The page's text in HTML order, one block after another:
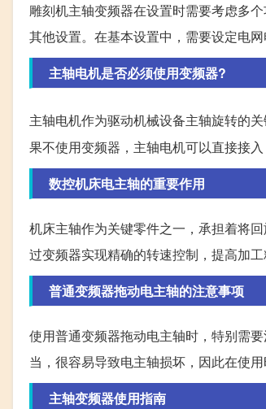
雕刻机主轴变频器在设置时需要考虑多
其他设置。在基本设置中，需要设定电
主轴电机是否必须使用变频器?
主轴电机作为驱动机械设备主轴旋转的
果不使用变频器，主轴电机可以直接接入
数控机床电主轴的重要作用
机床主轴作为关键零件之一，承担着将
过变频器实现精确的转速控制，提高加工
普通变频器拖动电主轴的注意事项
使用普通变频器拖动电主轴时，特别需
当，很容易导致电主轴损坏，因此在使用
主轴变频器使用指南